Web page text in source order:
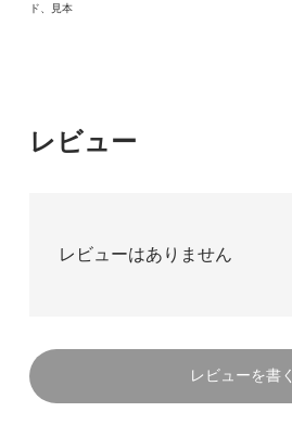
ド、見本
レビュー
レビューはありません
レビューを書く